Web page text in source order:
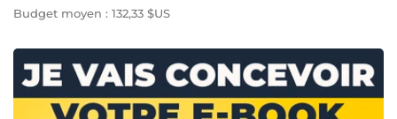
Budget moyen : 132,33 $US